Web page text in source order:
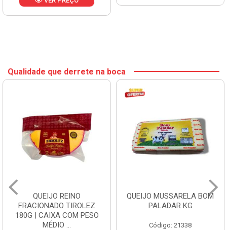
Qualidade que derrete na boca
QUEIJO REINO
FRACIONADO TIROLEZ
180G | CAIXA COM PESO
MÉDIO ...
QUEIJO MUSSARELA BOM
PALADAR KG
Código: 21338